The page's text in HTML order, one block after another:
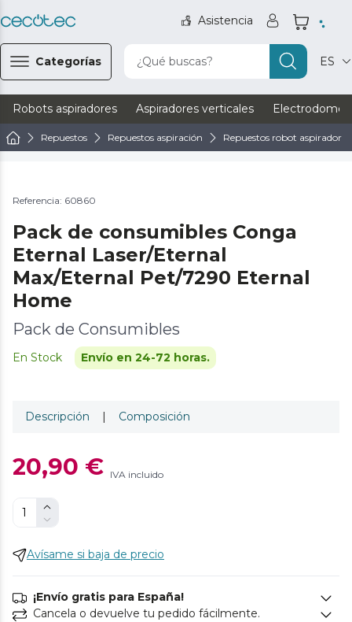
Asistencia
Categorías ¿Qué buscas? ES
Robots aspiradores Aspiradores verticales
Repuestos Repuestos aspiración Repuestos robot aspirador
Referencia: 60860
Pack de consumibles Conga
Eternal Laser/Eternal
Max/Eternal Pet/7290 Eternal
Home
Pack de Consumibles
En Stock Envío en 24-72 horas.
Descripción | Composición
20,90 € IVA incluido
Avísame si baja de precio
¡Envío gratis para España!
Cancela o devuelve tu pedido fácilmente.